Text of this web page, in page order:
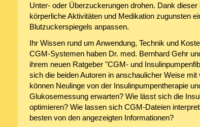
Unter- oder Überzuckerungen drohen. Dank
körperliche Aktivitäten und Medikation zugunsten
Blutzuckerspiegels anpassen.
Ihr Wissen rund um Anwendung, Technik und
CGM-Systemen haben Dr. med. Bernhard Gehr
ihrem neuen Ratgeber "CGM- und
sich die beiden Autoren in anschaulicher Weise
können Neulinge von der Insulinpumpentherapie
Glukosemessung erwarten? Wie lässt sich die
optimieren? Wie lassen sich CGM-Dateien
besten von den angezeigten Informationen?